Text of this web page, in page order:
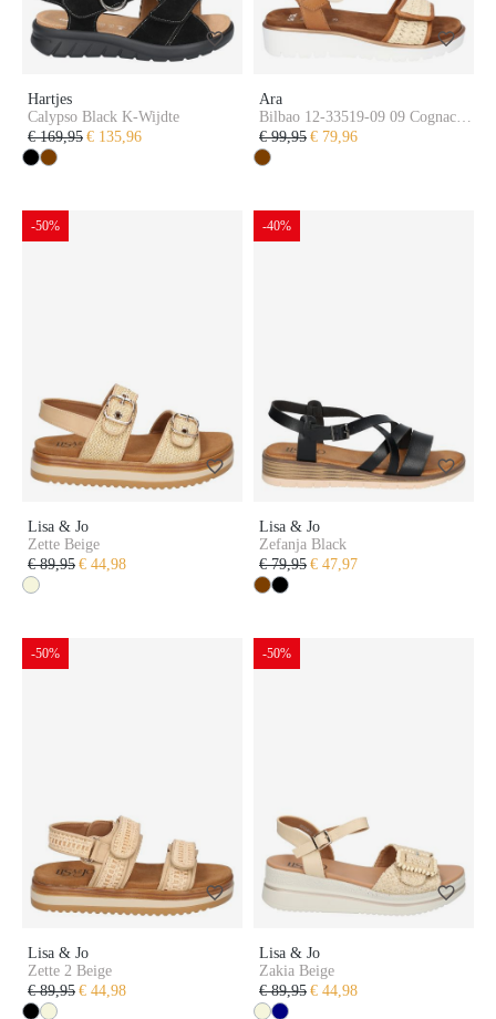
Hartjes
Calypso Black K-Wijdte
€ 169,95 € 135,96
Ara
Bilbao 12-33519-09 09 Cognac
Natural G-Wijdte
€ 99,95 € 79,96
-50%
Lisa & Jo
Zette Beige
€ 89,95 € 44,98
-40%
Lisa & Jo
Zefanja Black
€ 79,95 € 47,97
-50%
Lisa & Jo
Zette 2 Beige
€ 89,95 € 44,98
-50%
Lisa & Jo
Zakia Beige
€ 89,95 € 44,98